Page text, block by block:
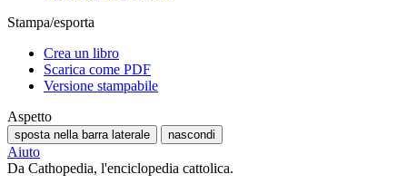
Stampa/esporta
Crea un libro
Scarica come PDF
Versione stampabile
Aspetto
sposta nella barra laterale nascondi
Aiuto
Da Cathopedia, l'enciclopedia cattolica.